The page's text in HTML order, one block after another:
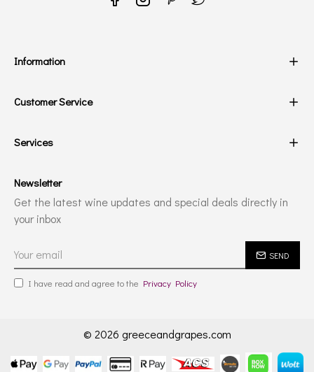
Information
Customer Service
Services
Newsletter
Get the latest wine updates and special deals directly in
your inbox
SEND
I have read and agree to the Privacy Policy
© 2026 greeceandgrapes.com